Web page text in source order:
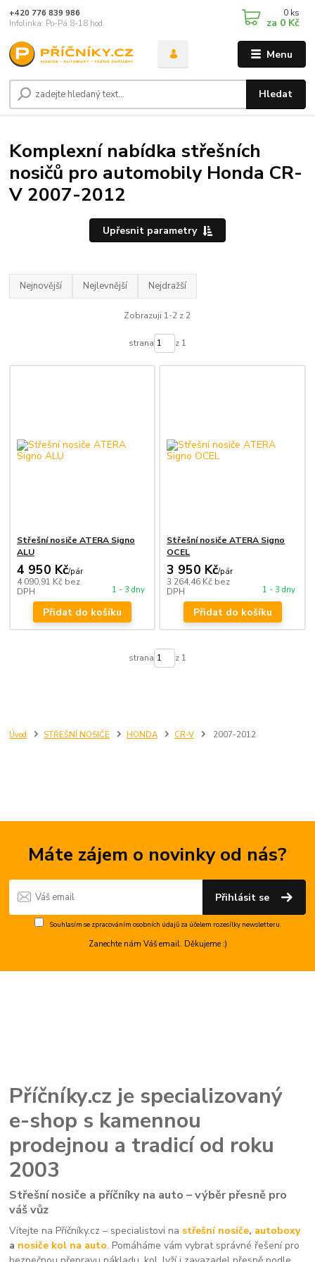
Menu
Hledat
+420 776 839 986
Infolinka: Po-Pá 8-18 hod.
0 ks
za 0 Kč
Úvod STŘEŠNÍ NOSIČE HONDA CR-V 2007-2012
Komplexní nabídka střešních
nosičů pro automobily Honda CR-
V 2007-2012
Upřesnit parametry
Nejnovější Nejlevnější Nejdražší
Zobrazuji 1-2 z 2
strana z 1
Střešní nosiče ATERA Signo
ALU
4 950 Kč/pár
4 090,91 Kč bez
DPH
1 - 3 dny
Přidat do košíku
Střešní nosiče ATERA Signo
OCEL
3 950 Kč/pár
3 264,46 Kč bez
DPH
1 - 3 dny
Přidat do košíku
strana z 1
Máte zájem o novinky od nás?
Přihlásit se
Souhlasím se zpracováním osobních údajůza účelem rozesílky newsletteru.
Zanechte nám Váš email. Děkujeme :)
Příčníky.cz je specializovaný
e-shop s kamennou
prodejnou a tradicí od roku
2003
Střešní nosiče a příčníky na auto – výběr přesně pro
váš vůz
Vítejte na Příčníky.cz – specialistovi na střešní nosiče, autoboxy
a nosiče kol na auto. Pomáháme vám vybrat správné řešení pro